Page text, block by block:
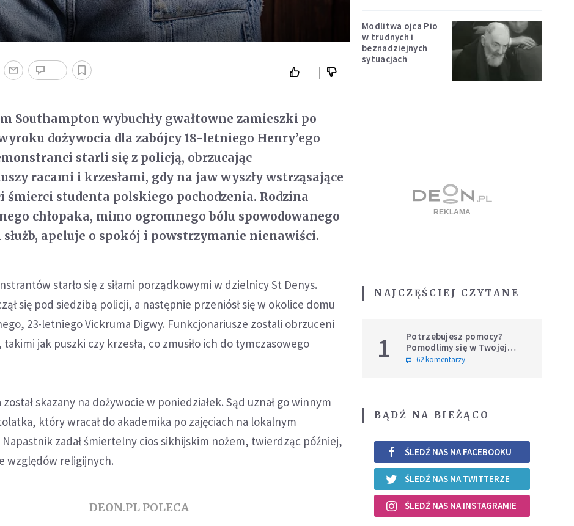
Southampton wybuchły gwałtowne zamieszki po
dożywocia dla zabójcy 18-letniego Henry’ego
starli się z policją, obrzucając
racami i krzesłami, gdy na jaw wyszły wstrząsające
śmierci studenta polskiego pochodzenia. Rodzina
chłopaka, mimo ogromnego bólu spowodowanego
służb, apeluje o spokój i powstrzymanie nienawiści.
starło się z siłami porządkowymi w dzielnicy St Denys.
się pod siedzibą policji, a następnie przeniósł się w okolice domu
23-letniego Vickruma Digwy. Funkcjonariusze zostali obrzuceni
jak puszki czy krzesła, co zmusiło ich do tymczasowego
skazany na dożywocie w poniedziałek. Sąd uznał go winnym
który wracał do akademika po zajęciach na lokalnym
zadał śmiertelny cios sikhijskim nożem, twierdząc później,
względów religijnych.
DEON.PL POLECA
Modlitwa ojca Pio
w trudnych i
beznadziejnych
sytuacjach
NAJCZĘŚCIEJ CZYTANE
1
Potrzebujesz pomocy?
Pomodlimy się w Twojej
intencji
62 komentarzy
BĄDŹ NA BIEŻĄCO
ŚLEDŹ NAS NA FACEBOOKU
ŚLEDŹ NAS NA TWITTERZE
ŚLEDŹ NAS NA INSTAGRAMIE